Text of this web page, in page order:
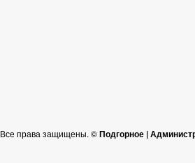
Все права защищены. ©Подгорное |